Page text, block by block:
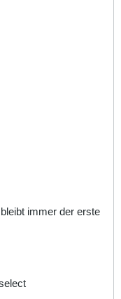
immer der erste